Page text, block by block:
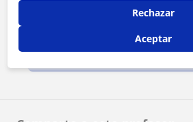
Al hacer clic, aceptas nuestroaviso legal
Contactar
Rechazar
Aceptar